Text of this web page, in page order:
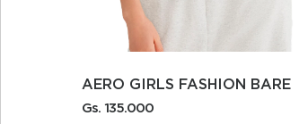
AERO GUYS WOVEN TOPS
Gs. 255.000